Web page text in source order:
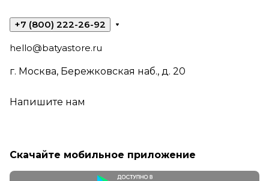
+7 (800) 222-26-92
hello@batyastore.ru
г. Москва, Бережковская наб., д. 20
Напишите нам
Скачайте мобильное приложение